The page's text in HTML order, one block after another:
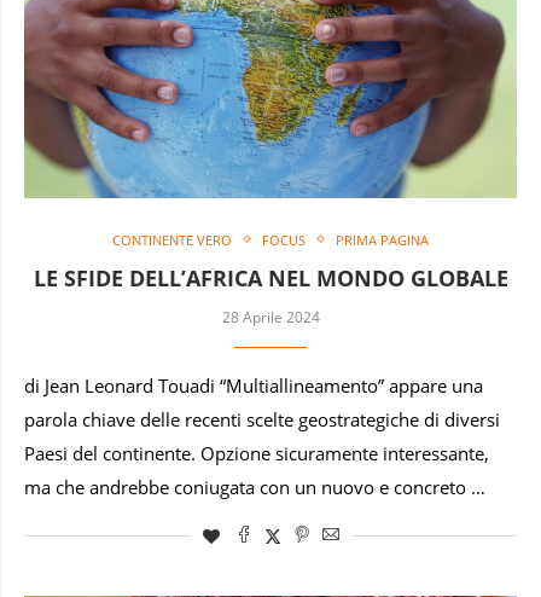
CONTINENTE VERO FOCUS PRIMA PAGINA
LE SFIDE DELL’AFRICA NEL MONDO GLOBALE
28 Aprile 2024
di Jean Leonard Touadi “Multiallineamento” appare una
parola chiave delle recenti scelte geostrategiche di diversi
Paesi del continente. Opzione sicuramente interessante,
ma che andrebbe coniugata con un nuovo e concreto …